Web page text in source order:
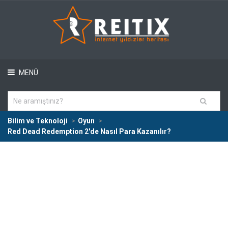
MENÜ
Bilim ve Teknoloji
Oyun
Red Dead Redemption 2'de Nasıl Para Kazanılır?